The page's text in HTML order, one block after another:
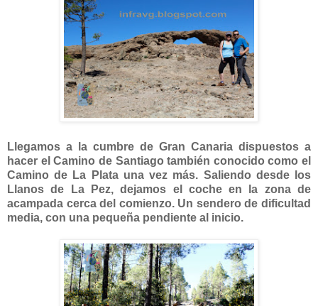
Llegamos a la cumbre de Gran Canaria dispuestos a
hacer el Camino de Santiago también conocido como el
Camino de La Plata una vez más. Saliendo desde los
Llanos de La Pez, dejamos el coche en la zona de
acampada cerca del comienzo. Un sendero de dificultad
media, con una pequeña pendiente al inicio.